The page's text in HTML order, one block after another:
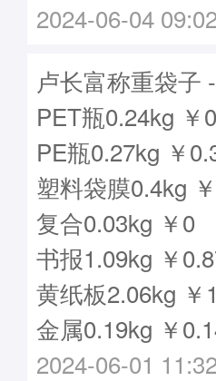
2024-06-04
卢长富称重袋子
PET瓶0.24kg ￥
PE瓶0.27kg ￥
塑料袋膜0.4kg
复合0.03kg ￥0
书报1.09kg ￥
黄纸板2.06kg ￥
金属0.19kg ￥
2024-06-01